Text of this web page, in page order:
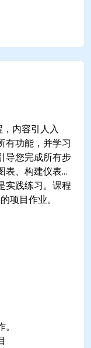
内容引人入
有功能，并学习
导您完成所有步
、构建仪表板
实践练习。课程
项目作业。